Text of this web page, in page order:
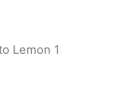
Lemon 1